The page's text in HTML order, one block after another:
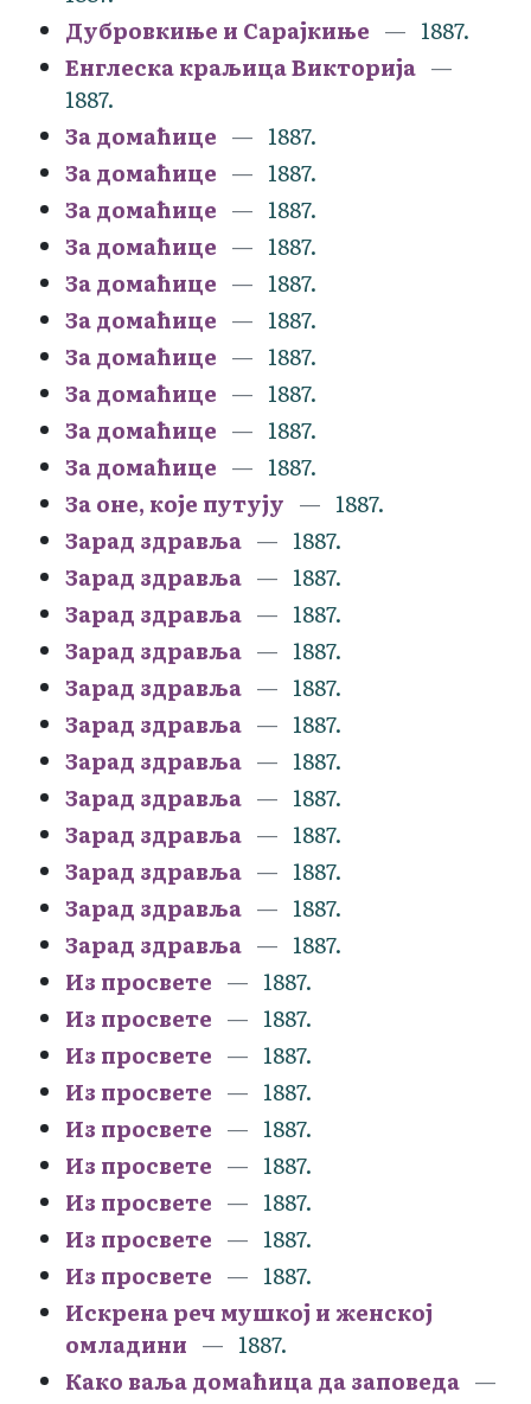
Дубровкиње и Сарајкиње
1887.
Енглеска краљица Викторија
1887.
За домаћице
1887.
За домаћице
1887.
За домаћице
1887.
За домаћице
1887.
За домаћице
1887.
За домаћице
1887.
За домаћице
1887.
За домаћице
1887.
За домаћице
1887.
За домаћице
1887.
За оне, које путују
1887.
Зарад здравља
1887.
Зарад здравља
1887.
Зарад здравља
1887.
Зарад здравља
1887.
Зарад здравља
1887.
Зарад здравља
1887.
Зарад здравља
1887.
Зарад здравља
1887.
Зарад здравља
1887.
Зарад здравља
1887.
Зарад здравља
1887.
Зарад здравља
1887.
Из просвете
1887.
Из просвете
1887.
Из просвете
1887.
Из просвете
1887.
Из просвете
1887.
Из просвете
1887.
Из просвете
1887.
Из просвете
1887.
Из просвете
1887.
Искрена реч мушкој и женској
омладини
1887.
Како ваља домаћица да заповеда